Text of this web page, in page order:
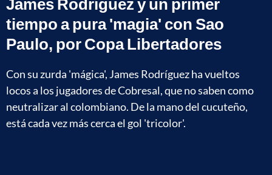
tiempo a pura 'magia' con Sao
Paulo, por Copa Libertadores
Con su zurda 'mágica', James Rodríguez ha vueltos
locos a los jugadores de Cobresal, que no saben como
neutralizar al colombiano. De la mano del cucuteño,
está cada vez más cerca el gol 'tricolor'.